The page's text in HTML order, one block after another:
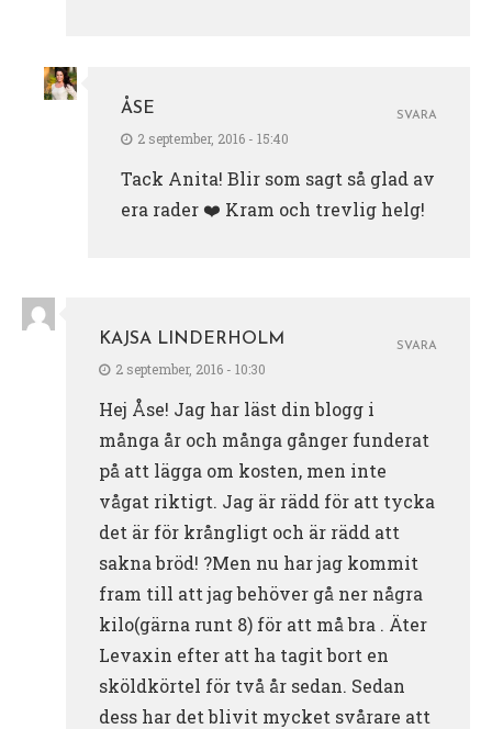
ÅSE
2 september, 2016 - 15:40
Tack Anita! Blir som sagt så glad av
era rader ❤️ Kram och trevlig helg!
SVARA
KAJSA LINDERHOLM
2 september, 2016 - 10:30
Hej Åse! Jag har läst din blogg i
många år och många gånger funderat
på att lägga om kosten, men inte
vågat riktigt. Jag är rädd för att tycka
det är för krångligt och är rädd att
sakna bröd! ?Men nu har jag kommit
fram till att jag behöver gå ner några
kilo(gärna runt 8) för att må bra . Äter
Levaxin efter att ha tagit bort en
sköldkörtel för två år sedan. Sedan
dess har det blivit mycket svårare att
SVARA